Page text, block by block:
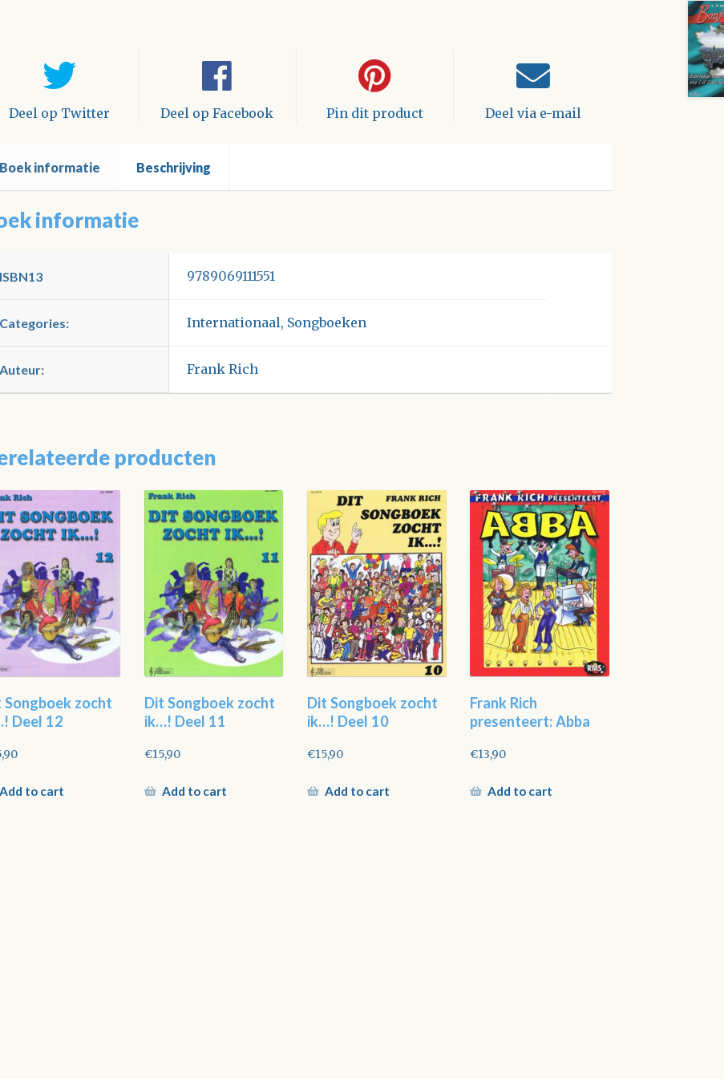
Deel op Twitter Deel op Facebook Pin dit product Deel via e-mail
Boek informatie Beschrijving
informatie
ISBN13 9789069111551
Categories: Internationaal, Songboeken
Auteur: Frank Rich
producten
Songboek zocht
Deel 12
Add to cart
Dit Songboek zocht
ik…! Deel 11
€15,90
Add to cart
Dit Songboek zocht
ik…! Deel 10
€15,90
Add to cart
Frank Rich
presenteert: Abba
€13,90
Add to cart